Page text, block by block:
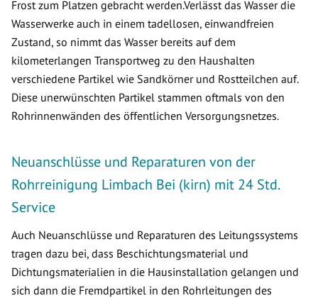
Frost zum Platzen gebracht werden.Verlässt das Wasser die
Wasserwerke auch in einem tadellosen, einwandfreien
Zustand, so nimmt das Wasser bereits auf dem
kilometerlangen Transportweg zu den Haushalten
verschiedene Partikel wie Sandkörner und Rostteilchen auf.
Diese unerwünschten Partikel stammen oftmals von den
Rohrinnenwänden des öffentlichen Versorgungsnetzes.
Neuanschlüsse und Reparaturen von der
Rohrreinigung Limbach Bei (kirn) mit 24 Std.
Service
Auch Neuanschlüsse und Reparaturen des Leitungssystems
tragen dazu bei, dass Beschichtungsmaterial und
Dichtungsmaterialien in die Hausinstallation gelangen und
sich dann die Fremdpartikel in den Rohrleitungen des